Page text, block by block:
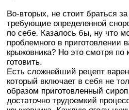
Во-вторых, не стоит браться
требующие определенной
по себе. Казалось бы, ну что
проблемного в приготовлении
крыжовника? Но это смотря по
готовить.
Есть сложнейший рецепт
который включает в себя не
образом приготовленный
достаточно трудоемкий